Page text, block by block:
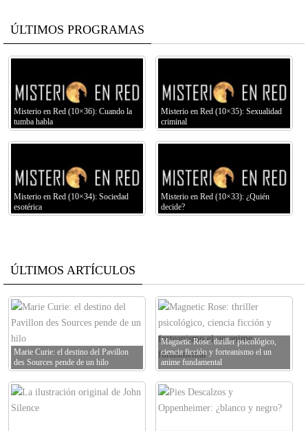
ÚLTIMOS PROGRAMAS
Misterio en Red (10×36): Cuando la
tumba habla
Misterio en Red (10×35): Sexualidad
criminal
Misterio en Red (10×34): Sociedad
esotérica
Misterio en Red (10×33): ¿Quién
decide?
ÚLTIMOS ARTÍCULOS
Marie Curie: el destino del Pavillon
des Sources pende de un hilo
Magnetic Rose: thriller psicológico,
ciencia ficción y forteanismo el un
anime fundamental